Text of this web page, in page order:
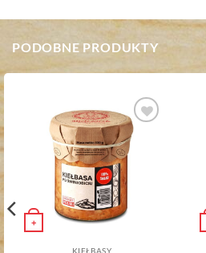
PODOBNE PRODUKTY
Dodaj do
ulubionych
+
KIEŁBASY